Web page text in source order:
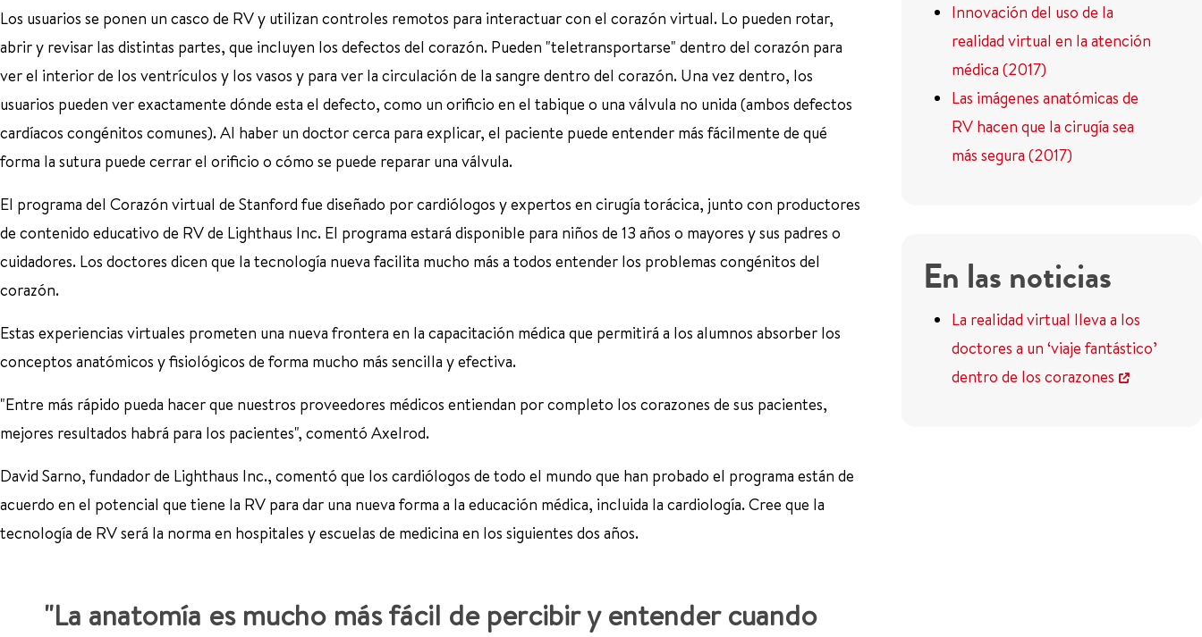
Los usuarios se ponen un casco de RV y utilizan controles remotos para interactuar con el corazón virtual. Lo pueden rotar,
abrir y revisar las distintas partes, que incluyen los defectos del corazón. Pueden "teletransportarse" dentro del corazón para
ver el interior de los ventrículos y los vasos y para ver la circulación de la sangre dentro del corazón. Una vez dentro, los
usuarios pueden ver exactamente dónde esta el defecto, como un orificio en el tabique o una válvula no unida (ambos defectos
cardíacos congénitos comunes). Al haber un doctor cerca para explicar, el paciente puede entender más fácilmente de qué
forma la sutura puede cerrar el orificio o cómo se puede reparar una válvula.
El programa del Corazón virtual de Stanford fue diseñado por cardiólogos y expertos en cirugía torácica, junto con productores
de contenido educativo de RV de Lighthaus Inc. El programa estará disponible para niños de 13 años o mayores y sus padres o
cuidadores. Los doctores dicen que la tecnología nueva facilita mucho más a todos entender los problemas congénitos del
corazón.
Estas experiencias virtuales prometen una nueva frontera en la capacitación médica que permitirá a los alumnos absorber los
conceptos anatómicos y fisiológicos de forma mucho más sencilla y efectiva.
"Entre más rápido pueda hacer que nuestros proveedores médicos entiendan por completo los corazones de sus pacientes,
mejores resultados habrá para los pacientes", comentó Axelrod.
David Sarno, fundador de Lighthaus Inc., comentó que los cardiólogos de todo el mundo que han probado el programa están de
acuerdo en el potencial que tiene la RV para dar una nueva forma a la educación médica, incluida la cardiología. Cree que la
tecnología de RV será la norma en hospitales y escuelas de medicina en los siguientes dos años.
"La anatomía es mucho más fácil de percibir y entender cuando
Innovación del uso de la
realidad virtual en la atención
médica (2017)
Las imágenes anatómicas de
RV hacen que la cirugía sea
más segura (2017)
En las noticias
La realidad virtual lleva a los
doctores a un ‘viaje fantástico’
dentro de los corazones